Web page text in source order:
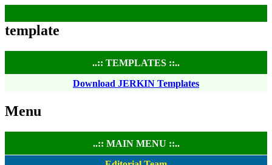
template
..:: TEMPLATES ::..
Download JERKIN Templates
Menu
..:: MAIN MENU ::..